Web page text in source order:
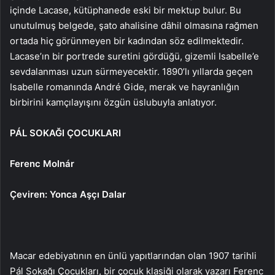
içinde Lacase, kütüphanede eski bir mektup bulur. Bu
unutulmuş belgede, şato ahalisine dâhil olmasına rağmen
ortada hiç görünmeyen bir kadından söz edilmektedir.
Lacase’ın bir portrede suretini gördüğü, gizemli Isabelle’e
sevdalanması uzun sürmeyecektir. 1890’lı yıllarda geçen
Isabelle romanında André Gide, merak ve hayranlığın
birbirini kamçılayışını özgün üslubuyla anlatıyor.
PÁL SOKAĞI ÇOCUKLARI
Ferenc Molnár
Çeviren: Yonca Aşçı Dalar
Macar edebiyatının en ünlü yapıtlarından olan 1907 tarihli
Pál Sokağı Çocukları, bir çocuk klasiği olarak yazarı Ferenc